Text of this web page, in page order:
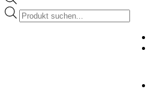
Products
search